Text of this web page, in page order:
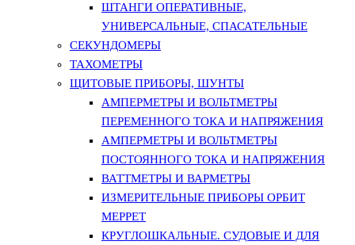
ШТАНГИ ОПЕРАТИВНЫЕ,
УНИВЕРСАЛЬНЫЕ, СПАСАТЕЛЬНЫЕ
СЕКУНДОМЕРЫ
ТАХОМЕТРЫ
ЩИТОВЫЕ ПРИБОРЫ, ШУНТЫ
АМПЕРМЕТРЫ И ВОЛЬТМЕТРЫ
ПЕРЕМЕННОГО ТОКА И НАПРЯЖЕНИЯ
АМПЕРМЕТРЫ И ВОЛЬТМЕТРЫ
ПОСТОЯННОГО ТОКА И НАПРЯЖЕНИЯ
ВАТТМЕТРЫ И ВАРМЕТРЫ
ИЗМЕРИТЕЛЬНЫЕ ПРИБОРЫ ОРБИТ
МЕРРЕТ
КРУГЛОШКАЛЬНЫЕ. СУДОВЫЕ И ДЛЯ